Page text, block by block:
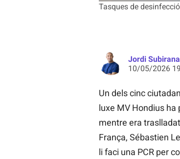
Tasques de
Jordi Subirana
10/05/2026
Un dels cinc
luxe MV Hondius
mentre era
França, Sébastien
li faci una PCR per